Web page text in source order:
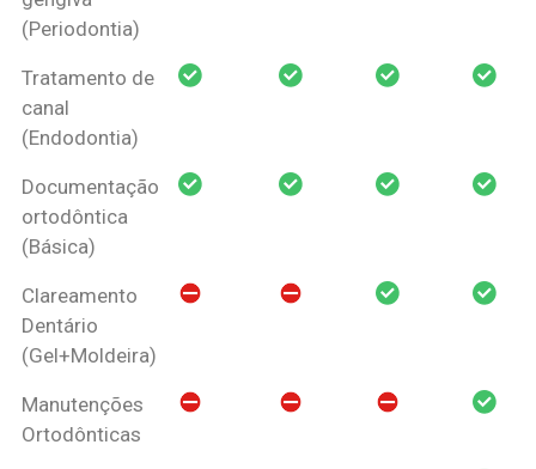
(Periodontia)
Tratamento de
canal
(Endodontia)
Documentação
ortodôntica
(Básica)
Clareamento
Dentário
(Gel+Moldeira)
Manutenções
Ortodônticas